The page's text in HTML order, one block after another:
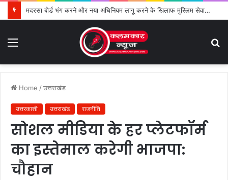
मदरसा बोर्ड भंग करने और नया अधिनियम लागू करने के खिलाफ मुस्लिम सेवा संगठन का विरोध तेज
Home /उत्तराखंड
उत्तरकाशी उत्तराखंड राजनीति
सोशल मीडिया के हर प्लेटफॉर्म
का इस्तेमाल करेगी भाजपा:
चौहान